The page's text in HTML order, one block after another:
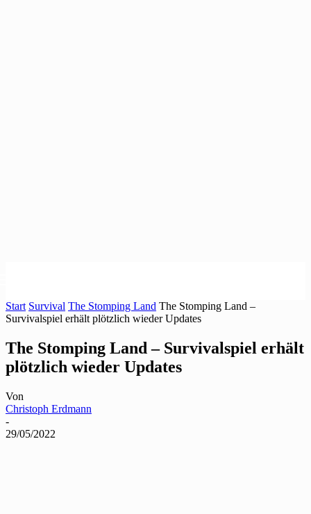
Start Survival The Stomping Land The Stomping Land –
Survivalspiel erhält plötzlich wieder Updates
The Stomping Land – Survivalspiel erhält
plötzlich wieder Updates
Von
Christoph Erdmann
-
29/05/2022